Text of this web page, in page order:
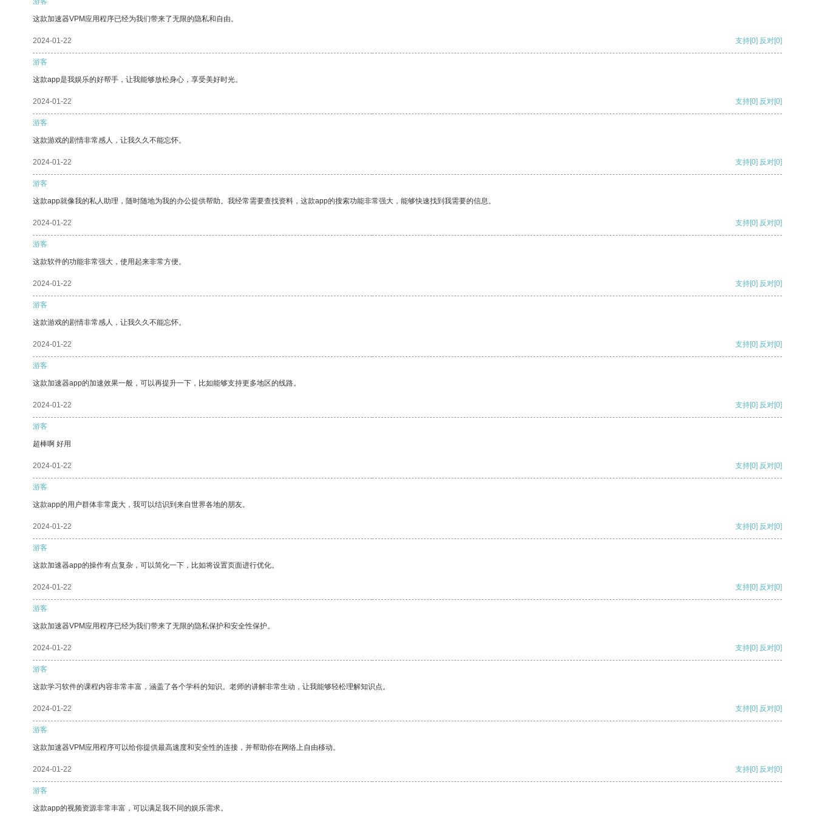
这款加速器VPM应用程序已经为我们带来了无限的隐私和自由。
2024-01-22 支持[0] 反对[0]
游客
这款app是我娱乐的好帮手，让我能够放松身心，享受美好时光。
2024-01-22 支持[0] 反对[0]
游客
这款游戏的剧情非常感人，让我久久不能忘怀。
2024-01-22 支持[0] 反对[0]
游客
这款app就像我的私人助理，随时随地为我的办公提供帮助。我经常需要查找资料，这款app的搜索功能非常强大，能够快速找到我需要的信息。
2024-01-22 支持[0] 反对[0]
游客
这款软件的功能非常强大，使用起来非常方便。
2024-01-22 支持[0] 反对[0]
游客
这款游戏的剧情非常感人，让我久久不能忘怀。
2024-01-22 支持[0] 反对[0]
游客
这款加速器app的加速效果一般，可以再提升一下，比如能够支持更多地区的线路。
2024-01-22 支持[0] 反对[0]
游客
超棒啊 好用
2024-01-22 支持[0] 反对[0]
游客
这款app的用户群体非常庞大，我可以结识到来自世界各地的朋友。
2024-01-22 支持[0] 反对[0]
游客
这款加速器app的操作有点复杂，可以简化一下，比如将设置页面进行优化。
2024-01-22 支持[0] 反对[0]
游客
这款加速器VPM应用程序已经为我们带来了无限的隐私保护和安全性保护。
2024-01-22 支持[0] 反对[0]
游客
这款学习软件的课程内容非常丰富，涵盖了各个学科的知识。老师的讲解非常生动，让我能够轻松理解知识点。
2024-01-22 支持[0] 反对[0]
游客
这款加速器VPM应用程序可以给你提供最高速度和安全性的连接，并帮助你在网络上自由移动。
2024-01-22 支持[0] 反对[0]
游客
这款app的视频资源非常丰富，可以满足我不同的娱乐需求。